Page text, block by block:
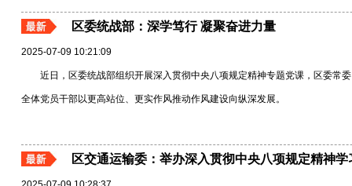
区委统战部：深学笃行 凝聚奋进力量
2025-07-09 10:21:09
近日，区委统战部组织开展深入贯彻中央八项规定精神专题党课，区委常
全体党员干部以更高站位、更实作风推动作风建设向纵深发展。
区交通运输委：举办深入贯彻中央八项规定精神